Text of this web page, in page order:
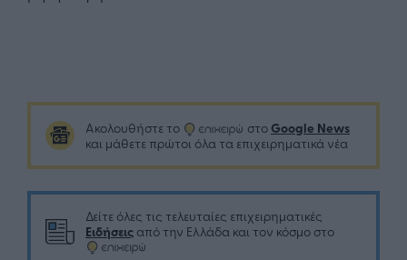
Ακολουθήστε το στο Google News
και μάθετε πρώτοι όλα τα επιχειρηματικά νέα
Δείτε όλες τις τελευταίες επιχειρηματικές
Ειδήσεις από την Ελλάδα και τον κόσμο στο